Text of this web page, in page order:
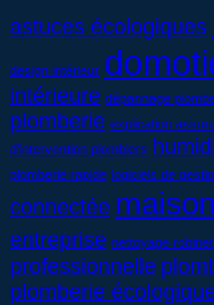
astuces écologiques
design intérieur
intérieure dépannage
plomberie explication
d'intervention plombiers
plomberie rapide logiciels de
connectée
entreprise nettoyage robinet
professionnelle
plomberie